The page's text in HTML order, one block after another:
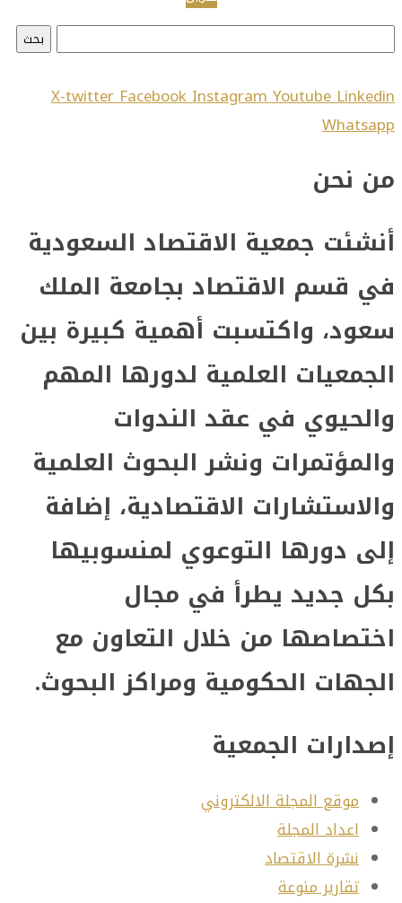
X-twitterFacebookInstagramYoutube
جمعية الاقتصاد السعودية
الاقتصاد بجامعة الملك
واكتسبت أهمية كبيرة بين
العلمية لدورها المهم
في عقد الندوات
ونشر البحوث العلمية
الاقتصادية، إضافة
دورها التوعوي لمنسوبيها
جديد يطرأ في مجال
من خلال التعاون مع
الحكومية ومراكز البحوث.
الجمعية
موقع المجلة الالكتروني
اعداد المجلة
نشرة الاقتصاد
تقارير منوعة